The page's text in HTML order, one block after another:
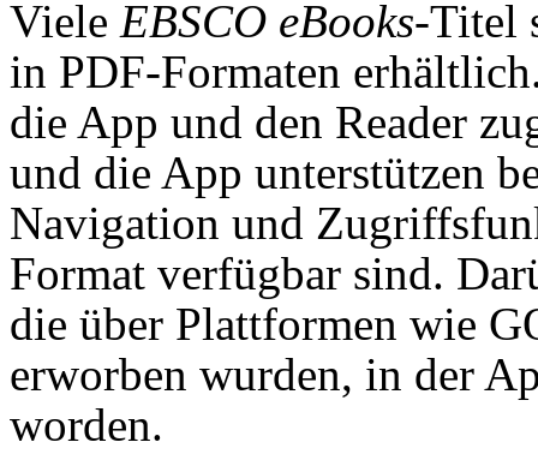
Viele EBSCO eBooks-Titel
in PDF-Formaten
die App und den Reader
und die App unterstützen
Navigation und
Format verfügbar sind.
die über Plattformen wie
erworben wurden, in der
worden.